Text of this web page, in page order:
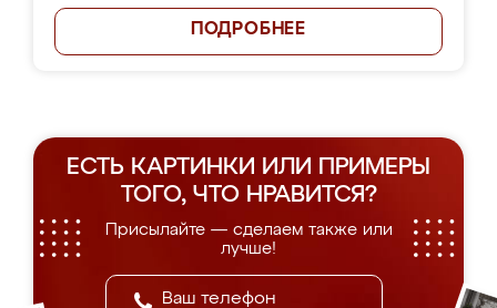
ПОДРОБНЕЕ
ЕСТЬ КАРТИНКИ ИЛИ ПРИМЕРЫ
ТОГО, ЧТО НРАВИТСЯ?
Присылайте — сделаем также или
лучше!